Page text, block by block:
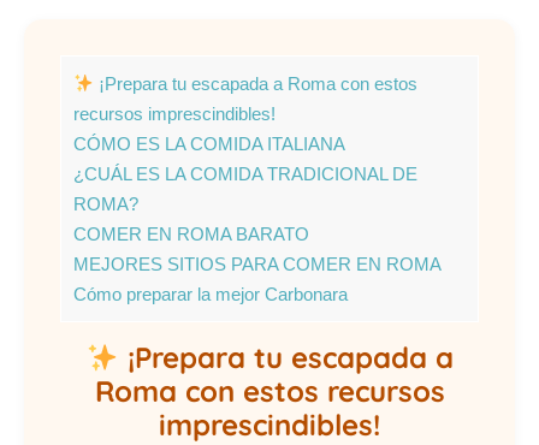
¡Prepara tu escapada a Roma con estos
recursos imprescindibles!
CÓMO ES LA COMIDA ITALIANA
¿CUÁL ES LA COMIDA TRADICIONAL DE
ROMA?
COMER EN ROMA BARATO
MEJORES SITIOS PARA COMER EN ROMA
Cómo preparar la mejor Carbonara
¡Prepara tu escapada a
Roma con estos recursos
imprescindibles!